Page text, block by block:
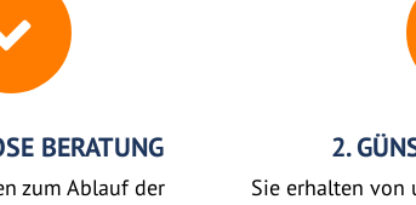
BERATUNG
zum Ablauf der
2.
Sie erhalten von